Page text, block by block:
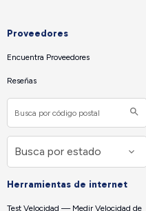
Proveedores
Encuentra Proveedores
Reseñas
Herramientas de internet
Test Velocidad — Medir Velocidad de